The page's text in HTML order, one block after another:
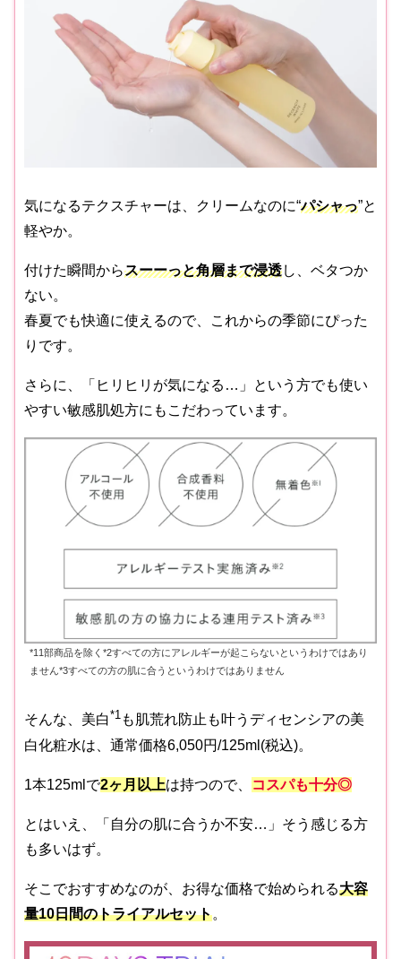
気になるテクスチャーは、クリームなのに“パシャっ”と
軽やか。
付けた瞬間からスーーっと角層まで浸透し、ベタつか
ない。
春夏でも快適に使えるので、これからの季節にぴった
りです。
さらに、「ヒリヒリが気になる…」という方でも使い
やすい敏感肌処方にもこだわっています。
*11部商品を除く*2すべての方にアレルギーが起こらないというわけではあり
ません*3すべての方の肌に合うというわけではありません
そんな、美白*1 も肌荒れ防止も叶うディセンシアの美
白化粧水は、通常価格6,050円/125ml(税込)。
1本125mlで2ヶ月以上は持つので、 コスパも十分◎
とはいえ、「自分の肌に合うか不安…」そう感じる方
も多いはず。
そこでおすすめなのが、お得な価格で始められる大容
量10日間のトライアルセット。